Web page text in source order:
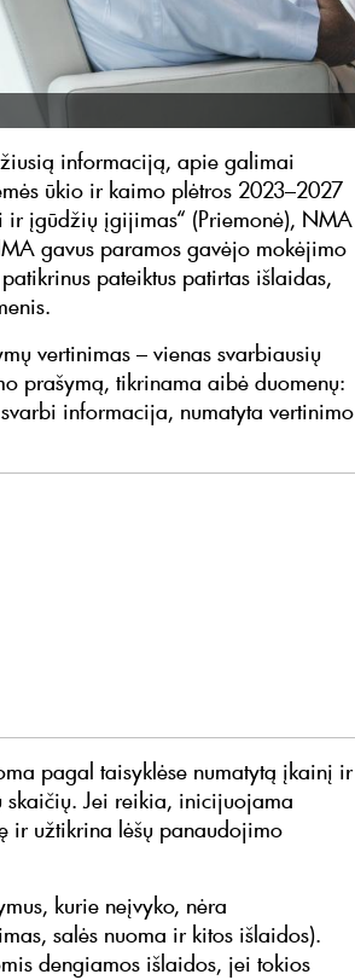
informaciją, apie galimai
ūkio ir kaimo plėtros 2023–2027
įgūdžių įgijimas“ (Priemonė), NMA
gavus paramos gavėjo mokėjimo
pateiktus patirtas išlaidas,
vertinimas – vienas svarbiausių
prašymą, tikrinama aibė duomenų:
informacija, numatyta vertinimo
pagal taisyklėse numatytą įkainį ir
skaičių. Jei reikia, inicijuojama
ir užtikrina lėšų panaudojimo
kurie neįvyko, nėra
salės nuoma ir kitos išlaidos).
dengiamos išlaidos, jei tokios